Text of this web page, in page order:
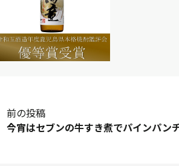
前の投稿
今宵はセブンの牛すき煮でパインパン